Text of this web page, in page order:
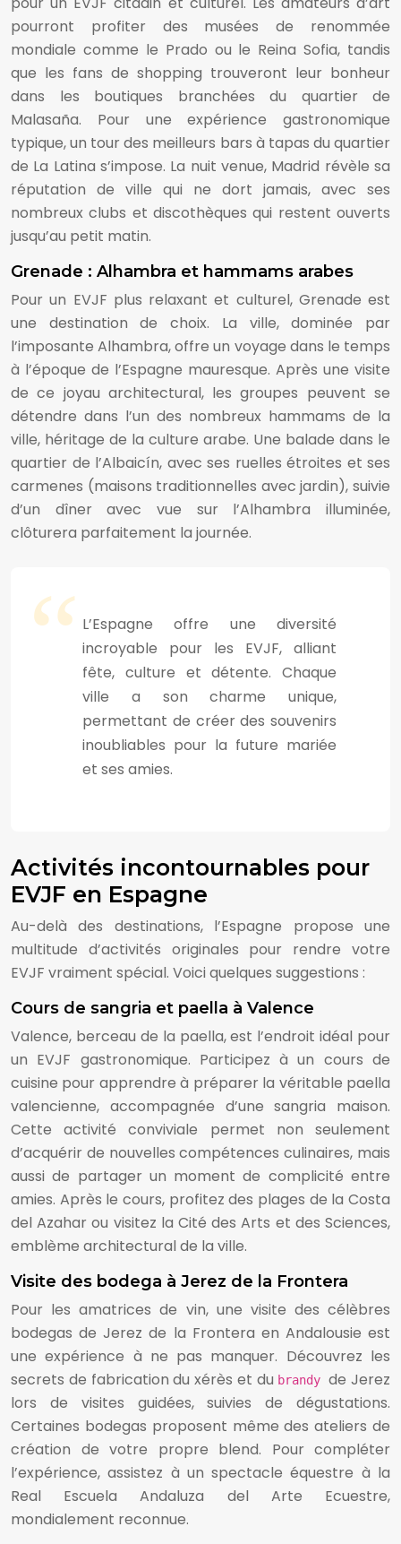
pourront profiter des musées de renommée
mondiale comme le Prado ou le Reina Sofia, tandis
que les fans de shopping trouveront leur bonheur
dans les boutiques branchées du quartier de
Malasaña. Pour une expérience gastronomique
typique, un tour des meilleurs bars à tapas du quartier
de La Latina s’impose. La nuit venue, Madrid révèle sa
réputation de ville qui ne dort jamais, avec ses
nombreux clubs et discothèques qui restent ouverts
jusqu’au petit matin.
Grenade : Alhambra et hammams arabes
Pour un EVJF plus relaxant et culturel, Grenade est
une destination de choix. La ville, dominée par
l’imposante Alhambra, offre un voyage dans le temps
à l’époque de l’Espagne mauresque. Après une visite
de ce joyau architectural, les groupes peuvent se
détendre dans l’un des nombreux hammams de la
ville, héritage de la culture arabe. Une balade dans le
quartier de l’Albaicín, avec ses ruelles étroites et ses
carmenes (maisons traditionnelles avec jardin), suivie
d’un dîner avec vue sur l’Alhambra illuminée,
clôturera parfaitement la journée.
L’Espagne offre une diversité
incroyable pour les EVJF, alliant
fête, culture et détente. Chaque
ville a son charme unique,
permettant de créer des souvenirs
inoubliables pour la future mariée
et ses amies.
Activités incontournables pour
EVJF en Espagne
Au-delà des destinations, l’Espagne propose une
multitude d’activités originales pour rendre votre
EVJF vraiment spécial. Voici quelques suggestions :
Cours de sangria et paella à Valence
Valence, berceau de la paella, est l’endroit idéal pour
un EVJF gastronomique. Participez à un cours de
cuisine pour apprendre à préparer la véritable paella
valencienne, accompagnée d’une sangria maison.
Cette activité conviviale permet non seulement
d’acquérir de nouvelles compétences culinaires, mais
aussi de partager un moment de complicité entre
amies. Après le cours, profitez des plages de la Costa
del Azahar ou visitez la Cité des Arts et des Sciences,
emblème architectural de la ville.
Visite des bodega à Jerez de la Frontera
Pour les amatrices de vin, une visite des célèbres
bodegas de Jerez de la Frontera en Andalousie est
une expérience à ne pas manquer. Découvrez les
secrets de fabrication du xérès et du brandyde Jerez
lors de visites guidées, suivies de dégustations.
Certaines bodegas proposent même des ateliers de
création de votre propre blend. Pour compléter
l’expérience, assistez à un spectacle équestre à la
Real Escuela Andaluza del Arte Ecuestre,
mondialement reconnue.